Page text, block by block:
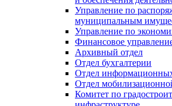
Управление по
муниципальным
Управление по
Финансовое
Архивный отдел
Отдел бухгалтерии
Отдел
Отдел
Комитет по